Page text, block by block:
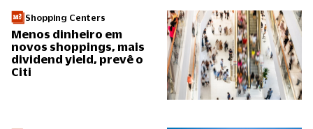
Shopping Centers
Menos dinheiro em
novos shoppings, mais
dividend yield, prevê o
Citi